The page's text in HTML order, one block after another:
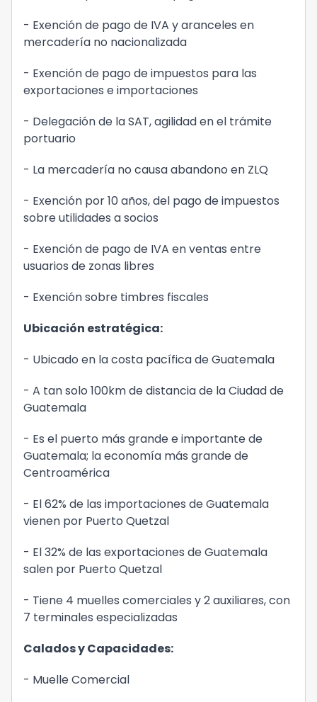
- Exención de pago de IVA y aranceles en
mercadería no nacionalizada
- Exención de pago de impuestos para las
exportaciones e importaciones
- Delegación de la SAT, agilidad en el trámite
portuario
- La mercadería no causa abandono en ZLQ
- Exención por 10 años, del pago de impuestos
sobre utilidades a socios
- Exención de pago de IVA en ventas entre
usuarios de zonas libres
- Exención sobre timbres fiscales
Ubicación estratégica:
- Ubicado en la costa pacífica de Guatemala
- A tan solo 100km de distancia de la Ciudad de
Guatemala
- Es el puerto más grande e importante de
Guatemala; la economía más grande de
Centroamérica
- El 62% de las importaciones de Guatemala
vienen por Puerto Quetzal
- El 32% de las exportaciones de Guatemala
salen por Puerto Quetzal
- Tiene 4 muelles comerciales y 2 auxiliares, con
7 terminales especializadas
Calados y Capacidades:
- Muelle Comercial